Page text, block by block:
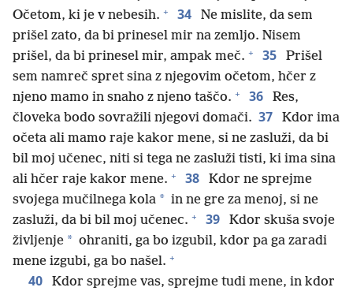
Očetom, ki je v nebesih. + 34
Ne mislite, da sem
prišel zato, da bi prinesel mir na zemljo. Nisem
prišel, da bi prinesel mir, ampak meč. + 35
Prišel
sem namreč spret sina z njegovim očetom, hčer z
njeno mamo in snaho z njeno taščo. + 36
Res,
človeka bodo sovražili njegovi domači. 37
Kdor ima
očeta ali mamo raje kakor mene, si ne zasluži, da bi
bil moj učenec, niti si tega ne zasluži tisti, ki ima sina
ali hčer raje kakor mene. + 38
Kdor ne sprejme
svojega mučilnega kola * in ne gre za menoj, si ne
zasluži, da bi bil moj učenec. + 39
Kdor skuša svoje
življenje * ohraniti, ga bo izgubil, kdor pa ga zaradi
mene izgubi, ga bo našel. +
40
Kdor sprejme vas, sprejme tudi mene, in kdor